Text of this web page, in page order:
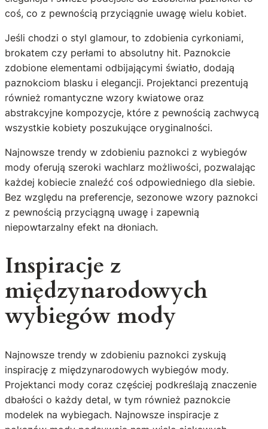
coś, co z pewnością przyciągnie uwagę wielu kobiet.
Jeśli chodzi o styl glamour, to zdobienia cyrkoniami,
brokatem czy perłami to absolutny hit. Paznokcie
zdobione elementami odbijającymi światło, dodają
paznokciom blasku i elegancji. Projektanci prezentują
również romantyczne wzory kwiatowe oraz
abstrakcyjne kompozycje, które z pewnością zachwycą
wszystkie kobiety poszukujące oryginalności.
Najnowsze trendy w zdobieniu paznokci z wybiegów
mody oferują szeroki wachlarz możliwości, pozwalając
każdej kobiecie znaleźć coś odpowiedniego dla siebie.
Bez względu na preferencje, sezonowe wzory paznokci
z pewnością przyciągną uwagę i zapewnią
niepowtarzalny efekt na dłoniach.
Inspiracje z
międzynarodowych
wybiegów mody
Najnowsze trendy w zdobieniu paznokci zyskują
inspirację z międzynarodowych wybiegów mody.
Projektanci mody coraz częściej podkreślają znaczenie
dbałości o każdy detal, w tym również paznokcie
modelek na wybiegach. Najnowsze inspiracje z